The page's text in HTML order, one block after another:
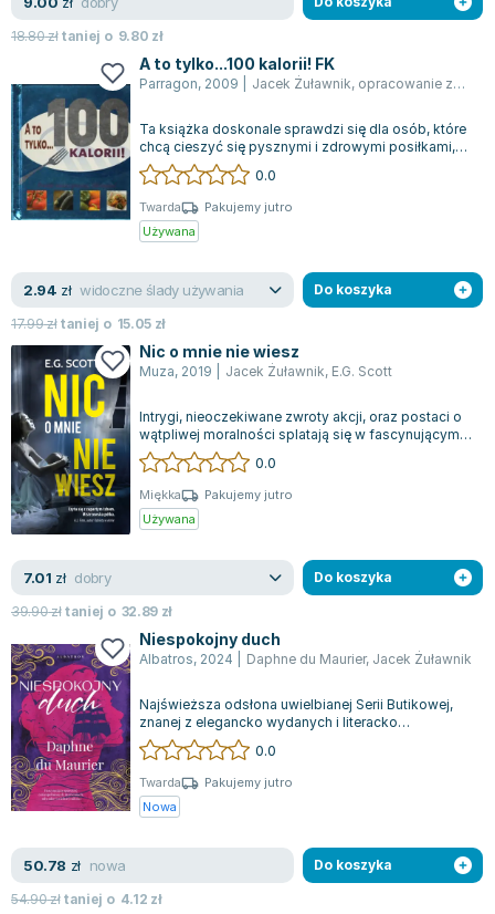
18.80złtaniej o 9.80 zł
A to tylko...100 kalorii! FK
Parragon, 2009 Jacek Żuławnik, opracowanie zbiorowe
Ta książka doskonale sprawdzi się dla osób, które
chcą cieszyć się pysznymi i zdrowymi posiłkami,
dbając przy tym o swoją dietę. K...
0.0
Twarda
Pakujemy jutro
Używana
2.94 zł widoczne ślady używania
17.99złtaniej o 15.05 zł
Do koszyka
Nic o mnie nie wiesz
Muza, 2019 Jacek Żuławnik, E.G. Scott
Intrygi, nieoczekiwane zwroty akcji, oraz postaci o
wątpliwej moralności splatają się w fascynującym
thrillerze psychologicznym, k...
0.0
Miękka
Pakujemy jutro
Używana
7.01 zł dobry
39.90złtaniej o 32.89 zł
Do koszyka
Niespokojny duch
Albatros, 2024 Daphne du Maurier, Jacek Żuławnik
Najświeższa odsłona uwielbianej Serii Butikowej,
znanej z elegancko wydanych i literacko
dopracowanych powieści, to połączenie rom...
0.0
Twarda
Pakujemy jutro
Nowa
50.78 zł nowa
54.90złtaniej o 4.12 zł
Do koszyka